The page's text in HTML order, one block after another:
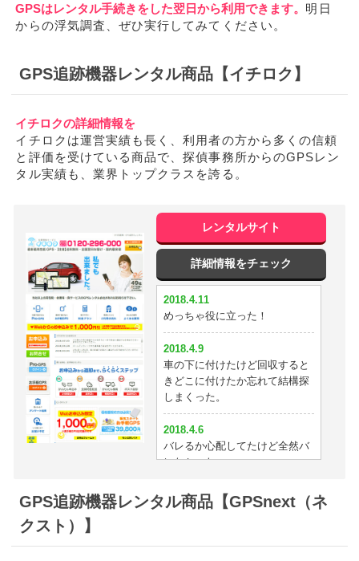
GPSはレンタル手続きをした翌日から利用できます。 明日
からの浮気調査、ぜひ実行してみてください。
GPS追跡機器レンタル商品【イチロク】
イチロクの詳細情報を
イチロクは運営実績も長く、利用者の方から多くの信頼
と評価を受けている商品で、探偵事務所からのGPSレン
タル実績も、業界トップクラスを誇る。
レンタルサイト
詳細情報をチェック
2018.4.11
めっちゃ役に立った！
2018.4.9
車の下に付けたけど回収すると
きどこに付けたか忘れて結構探
しまくった。
2018.4.6
バレるか心配してたけど全然バ
レなかったw
2018.4.5
位置の精度がめっちゃ正確でビ
GPS追跡機器レンタル商品【GPSnext（ネ
クスト）】